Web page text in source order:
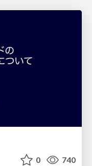
0 740